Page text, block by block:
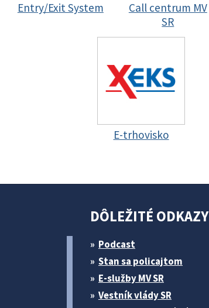
Entry/Exit System
Call centrum MV
SR
E-trhovisko
DÔLEŽITÉ ODKAZY
Podcast
Stan sa policajtom
E-služby MV SR
Vestník vlády SR